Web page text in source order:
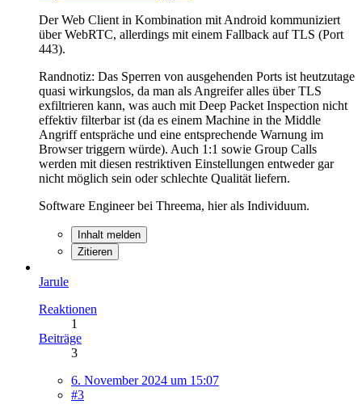
Der Web Client in Kombination mit Android kommuniziert
über WebRTC, allerdings mit einem Fallback auf TLS (Port
443).
Randnotiz: Das Sperren von ausgehenden Ports ist heutzutage
quasi wirkungslos, da man als Angreifer alles über TLS
exfiltrieren kann, was auch mit Deep Packet Inspection nicht
effektiv filterbar ist (da es einem Machine in the Middle
Angriff entspräche und eine entsprechende Warnung im
Browser triggern würde). Auch 1:1 sowie Group Calls
werden mit diesen restriktiven Einstellungen entweder gar
nicht möglich sein oder schlechte Qualität liefern.
Software Engineer bei Threema, hier als Individuum.
Inhalt melden
Zitieren
Jarule
Reaktionen
1
Beiträge
3
6. November 2024 um 15:07
#3